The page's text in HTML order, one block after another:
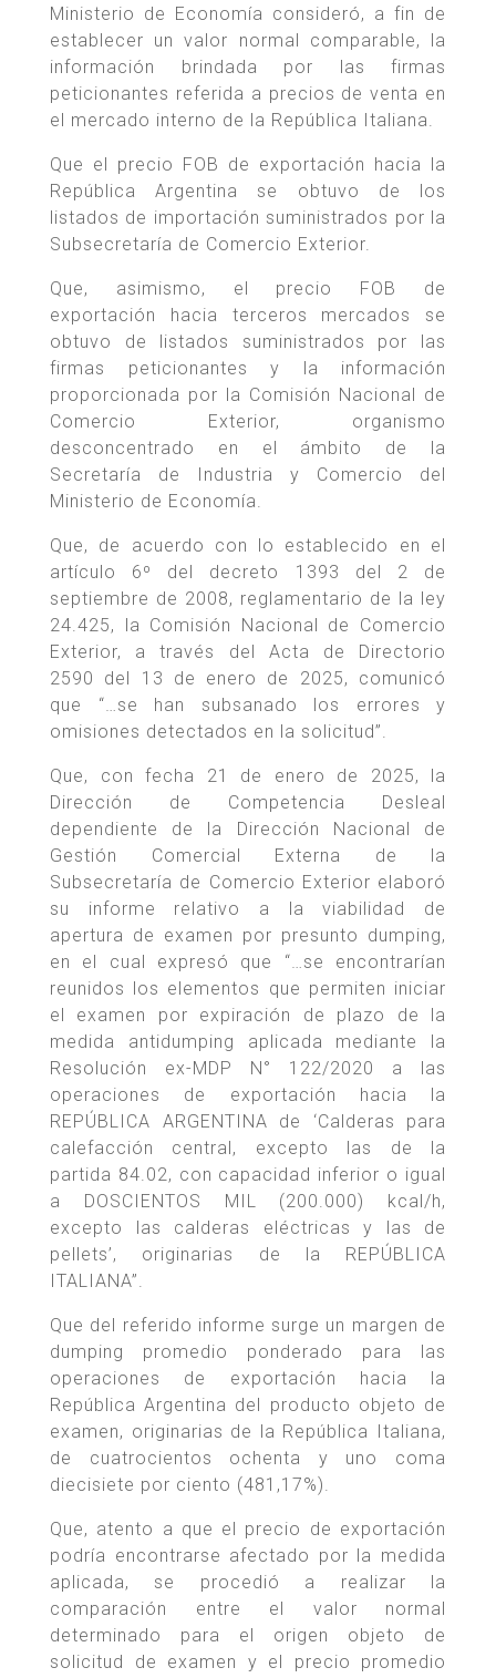
Ministerio de Economía consideró, a fin de
establecer un valor normal comparable, la
información brindada por las firmas
peticionantes referida a precios de venta en
el mercado interno de la República Italiana.
Que el precio FOB de exportación hacia la
República Argentina se obtuvo de los
listados de importación suministrados por la
Subsecretaría de Comercio Exterior.
Que, asimismo, el precio FOB de
exportación hacia terceros mercados se
obtuvo de listados suministrados por las
firmas peticionantes y la información
proporcionada por la Comisión Nacional de
Comercio Exterior, organismo
desconcentrado en el ámbito de la
Secretaría de Industria y Comercio del
Ministerio de Economía.
Que, de acuerdo con lo establecido en el
artículo 6º del decreto 1393 del 2 de
septiembre de 2008, reglamentario de la ley
24.425, la Comisión Nacional de Comercio
Exterior, a través del Acta de Directorio
2590 del 13 de enero de 2025, comunicó
que “…se han subsanado los errores y
omisiones detectados en la solicitud”.
Que, con fecha 21 de enero de 2025, la
Dirección de Competencia Desleal
dependiente de la Dirección Nacional de
Gestión Comercial Externa de la
Subsecretaría de Comercio Exterior elaboró
su informe relativo a la viabilidad de
apertura de examen por presunto dumping,
en el cual expresó que “…se encontrarían
reunidos los elementos que permiten iniciar
el examen por expiración de plazo de la
medida antidumping aplicada mediante la
Resolución ex-MDP N° 122/2020 a las
operaciones de exportación hacia la
REPÚBLICA ARGENTINA de ‘Calderas para
calefacción central, excepto las de la
partida 84.02, con capacidad inferior o igual
a DOSCIENTOS MIL (200.000) kcal/h,
excepto las calderas eléctricas y las de
pellets’, originarias de la REPÚBLICA
ITALIANA”.
Que del referido informe surge un margen de
dumping promedio ponderado para las
operaciones de exportación hacia la
República Argentina del producto objeto de
examen, originarias de la República Italiana,
de cuatrocientos ochenta y uno coma
diecisiete por ciento (481,17%).
Que, atento a que el precio de exportación
podría encontrarse afectado por la medida
aplicada, se procedió a realizar la
comparación entre el valor normal
determinado para el origen objeto de
solicitud de examen y el precio promedio